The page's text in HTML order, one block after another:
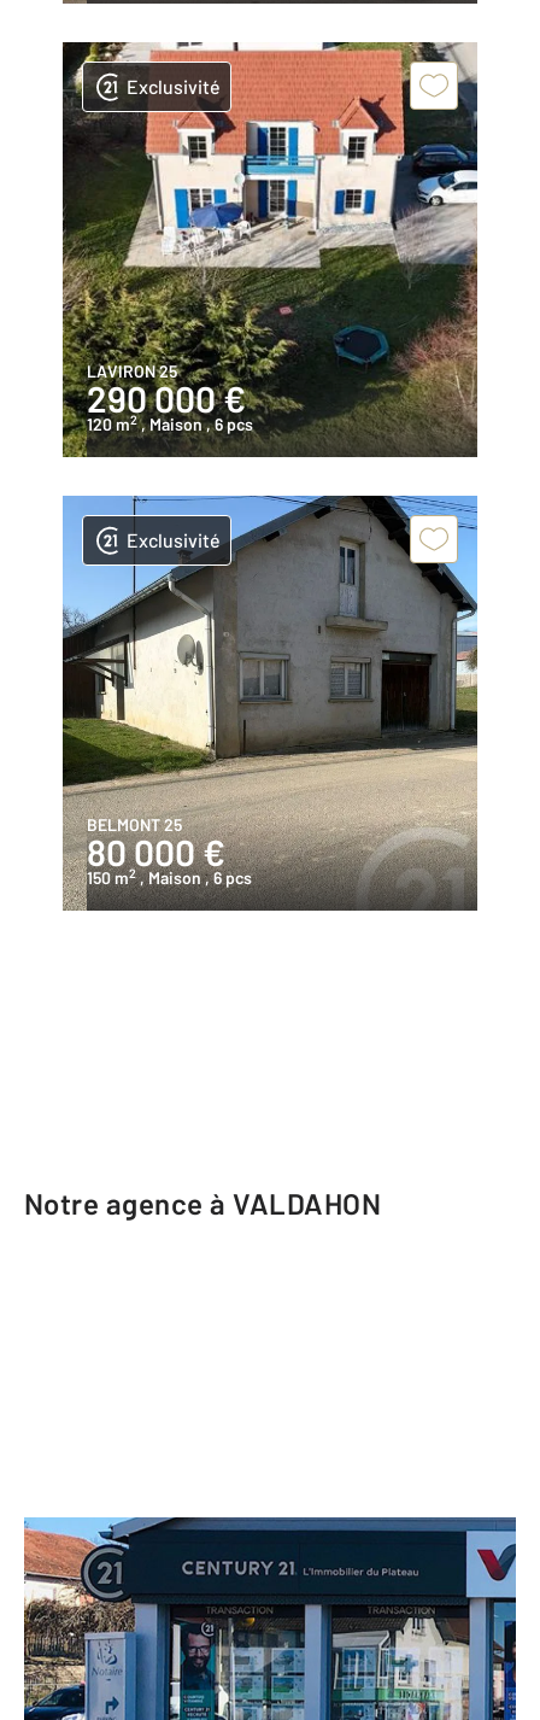
Exclusivité
LAVIRON 25
290 000 €
120 m2 , Maison , 6 pcs
Exclusivité
BELMONT 25
80 000 €
150 m2 , Maison, 6 pcs
Notre agence à VALDAHON
CENTURY 21 Avenir Immobilier
62 Grande Rue
VALDAHON - 25800
Envoyer un message